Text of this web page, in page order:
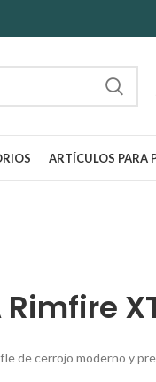
ARTÍCULOS PARA
Rimfire
de cerrojo moderno y